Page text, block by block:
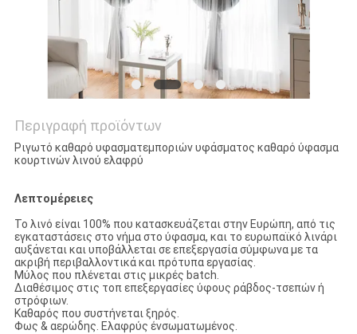
Περιγραφή προϊόντων
Ριγωτό καθαρό υφασματεμποριών υφάσματος καθαρό ύφασμα
κουρτινών λινού ελαφρύ
Λεπτομέρειες
Το λινό είναι 100% που κατασκευάζεται στην Ευρώπη, από τις
εγκαταστάσεις στο νήμα στο ύφασμα, και το ευρωπαϊκό λινάρι
αυξάνεται και υποβάλλεται σε επεξεργασία σύμφωνα με τα
ακριβή περιβαλλοντικά και πρότυπα εργασίας.
Μύλος που πλένεται στις μικρές batch.
Διαθέσιμος στις τοπ επεξεργασίες ύφους ράβδος-τσεπών ή
στρόφιων.
Καθαρός που συστήνεται ξηρός.
Φως & αερώδης. Ελαφρύς ένσωματωμένος.